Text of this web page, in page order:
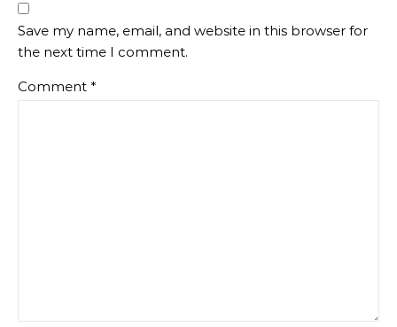
Save my name, email, and website in this browser for
the next time I comment.
Comment *